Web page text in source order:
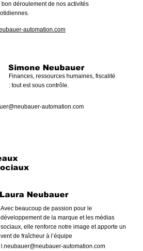
bon déroulement de nos activités
automation.com
Simone Neubauer
Finances, ressources humaines, fiscalité
: tout est sous contrôle.
automation.com
l.neubauer@neubauer-automation.com
Laura Neubauer
Avec beaucoup de passion pour le
développement de la marque et les médias
sociaux, elle renforce notre image et apporte un
vent de fraîcheur à l’équipe